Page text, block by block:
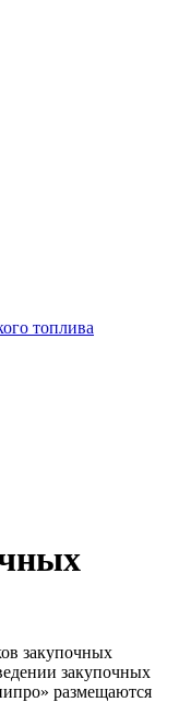
топлива
закупочных
закупочных
размещаются